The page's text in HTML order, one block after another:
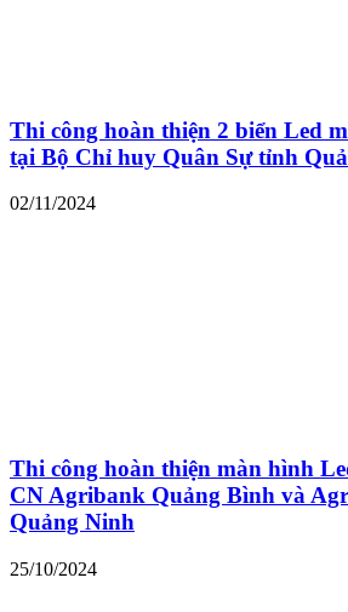
Thi công hoàn thiện 2 biển Led
tại Bộ Chỉ huy Quân Sự tỉnh
02/11/2024
Thi công hoàn thiện màn hình
CN Agribank Quảng Bình và
Quảng Ninh
25/10/2024